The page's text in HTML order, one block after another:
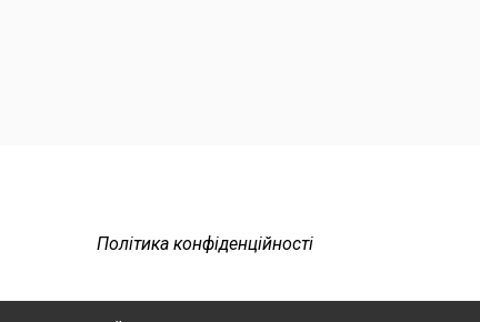
Політика конфіденційності